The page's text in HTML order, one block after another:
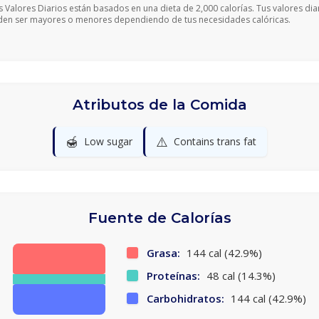
Valores Diarios están basados en una dieta de 2,000 calorías. Tus valores
ser mayores o menores dependiendo de tus necesidades calóricas.
Atributos de la Comida
🍯 Low sugar ⚠️ Contains trans fat
Fuente de Calorías
Grasa: 144 cal (42.9%)
Proteínas: 48 cal (14.3%)
Carbohidratos: 144 cal (42.9%)